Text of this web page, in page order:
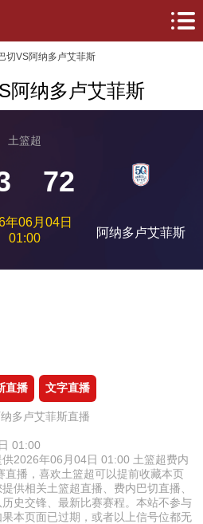
切VS阿纳多卢艾菲斯
阿纳多卢艾菲斯
土篮超
72
年06月04日
01:00
阿纳多卢艾菲斯
直播 文字直播
多卢艾菲斯直播
01:00
供2026年06月04日 01:00 土篮超费内
直播，喜欢土篮超可以提前收藏本页
供相关土篮超直播、费内巴切直播、
史交锋、最新比赛赛程。本站不参与
本页面已过期，或者以上信号位都无